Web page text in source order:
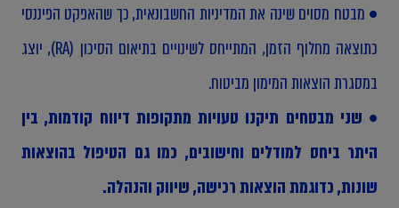
• מבטח מסוים שינה את המדיניות החשבונאית, כך שהאפקט הפיננסי
כתוצאה מחלוף הזמן, המתייחס לשינויים בתיאום הסיכון (RA), יוצג
במסגרת הוצאות המימון מביטוח.
• שני מבטחים תיקנו טעויות מתקופות דיווח קודמות, בין
היתר ביחס למודלים וחישובים, כמו גם הטיפול בהוצאות
שונות, כדוגמת הוצאות רכישה, שיווק והנהלה.